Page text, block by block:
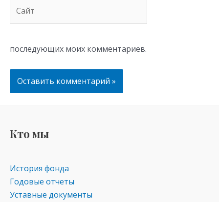
последующих моих комментариев.
Кто мы
История фонда
Годовые отчеты
Уставные документы